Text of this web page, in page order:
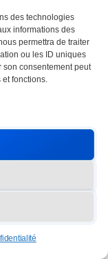
des technologies
informations des
permettra de traiter
ou les ID uniques
son consentement peut
et fonctions.
36 48 20